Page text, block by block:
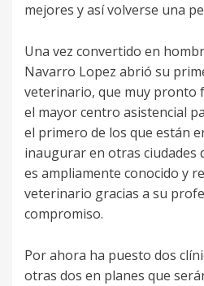
mejores y así volverse una
Una vez convertido en
Navarro Lopez abrió su
veterinario, que muy pronto
el mayor centro asistencial
el primero de los que están
inaugurar en otras ciudades
es ampliamente conocido y
veterinario gracias a su
compromiso.
Por ahora ha puesto dos
otras dos en planes que